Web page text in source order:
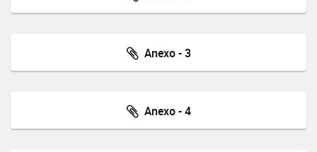
Anexo - 3
Anexo - 4